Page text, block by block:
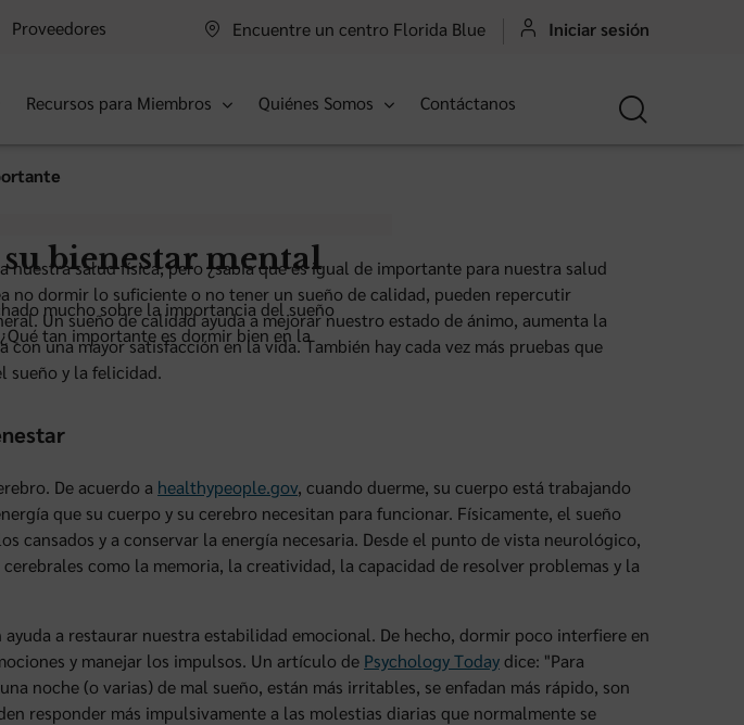
Proveedores Encuentre un centro Florida Blue Iniciar sesión
Recursos para Miembros Quiénes Somos Contáctanos
bienestar mental
mucho sobre la importancia del sueño
tan importante es dormir bien en la
nuestra salud física, pero ¿sabía que es igual de importante para nuestra salud
no dormir lo suficiente o no tener un sueño de calidad, pueden repercutir
Un sueño de calidad ayuda a mejorar nuestro estado de ánimo, aumenta la
una mayor satisfacción en la vida. También hay cada vez más pruebas que
sueño y la felicidad.
De acuerdo a healthypeople.gov, cuando duerme, su cuerpo está trabajando
que su cuerpo y su cerebro necesitan para funcionar. Físicamente, el sueño
cansados y a conservar la energía necesaria. Desde el punto de vista neurológico,
como la memoria, la creatividad, la capacidad de resolver problemas y la
a restaurar nuestra estabilidad emocional. De hecho, dormir poco interfiere en
y manejar los impulsos. Un artículo de Psychology Todaydice: "Para
noche (o varias) de mal sueño, están más irritables, se enfadan más rápido, son
responder más impulsivamente a las molestias diarias que normalmente se